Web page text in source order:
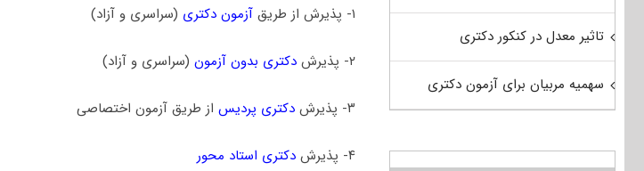
۱- پذیرش از طریق آزمون دکتری (سراسری و آزاد)
۲- پذیرش دکتری بدون آزمون(سراسری و آزاد)
۳- پذیرش دکتری پردیساز طریق آزمون اختصاصی
۴- پذیرش دکتری استاد محور
تاثیر معدل در کنکور دکتری
سهمیه مربیان برای آزمون دکتری